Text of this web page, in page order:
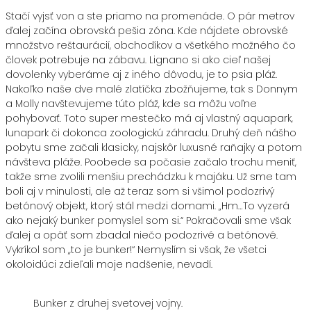
Stačí vyjsť von a ste priamo na promenáde. O pár metrov
ďalej začína obrovská pešia zóna. Kde nájdete obrovské
množstvo reštaurácií, obchodíkov a všetkého možného čo
človek potrebuje na zábavu. Lignano si ako cieľ našej
dovolenky vyberáme aj z iného dôvodu, je to psia pláž.
Nakoľko naše dve malé zlatíčka zbožňujeme, tak s Donnym
a Molly navštevujeme túto pláž, kde sa môžu voľne
pohybovať. Toto super mestečko má aj vlastný aquapark,
lunapark či dokonca zoologickú záhradu. Druhý deň nášho
pobytu sme začali klasicky, najskôr luxusné raňajky a potom
návšteva pláže. Poobede sa počasie začalo trochu meniť,
takže sme zvolili menšiu prechádzku k majáku. Už sme tam
boli aj v minulosti, ale až teraz som si všimol podozrivý
betónový objekt, ktorý stál medzi domami. „Hm…To vyzerá
ako nejaký bunker pomyslel som si.“ Pokračovali sme však
ďalej a opäť som zbadal niečo podozrivé a betónové.
Vykríkol som ,,to je bunker!‘‘ Nemyslím si však, že všetci
okoloidúci zdieľali moje nadšenie, nevadí.
Bunker z druhej svetovej vojny.